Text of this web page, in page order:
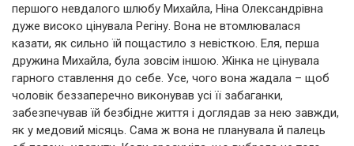
першого невдалого шлюбу Михайла, Ніна Олександрівна
дуже високо цінувала Регіну. Вона не втомлювалася
казати, як сильно їй пощастило з невісткою. Еля, перша
дружина Михайла, була зовсім іншою. Жінка не цінувала
гарного ставлення до себе. Усе, чого вона жадала – щоб
чоловік беззаперечно виконував усі її забаганки,
забезпечував їй безбідне життя і доглядав за нею завжди,
як у медовий місяць. Сама ж вона не планувала й палець